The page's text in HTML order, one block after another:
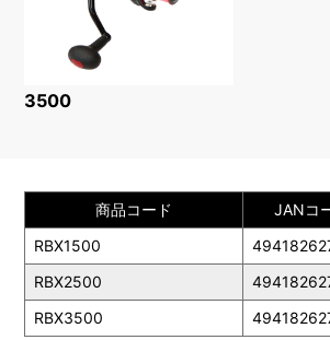
3500
商品コード JANコ
RBX1500
RBX2500
RBX3500